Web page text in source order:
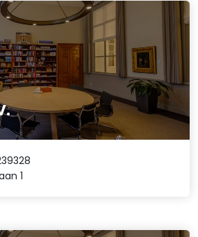
1